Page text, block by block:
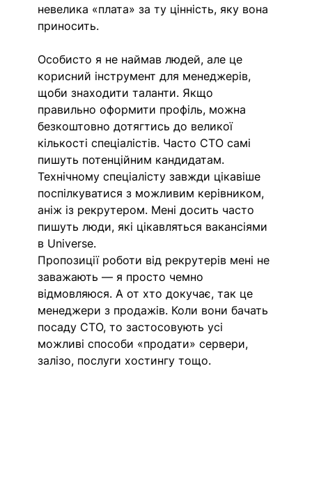
невелика «плата» за ту цінність, яку вона
приносить.
Особисто я не наймав людей, але це
корисний інструмент для менеджерів,
щоби знаходити таланти. Якщо
правильно оформити профіль, можна
безкоштовно дотягтись до великої
кількості спеціалістів. Часто СТО самі
пишуть потенційним кандидатам.
Технічному спеціалісту завжди цікавіше
поспілкуватися з можливим керівником,
аніж із рекрутером. Мені досить часто
пишуть люди, які цікавляться вакансіями
в Universe.
Пропозиції роботи від рекрутерів мені не
заважають — я просто чемно
відмовляюся. А от хто докучає, так це
менеджери з продажів. Коли вони бачать
посаду CTO, то застосовують усі
можливі способи «продати» сервери,
залізо, послуги хостингу тощо.